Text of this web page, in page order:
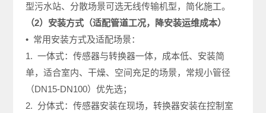
型污水站、分散场景可选无线传输机型，简化施工。
（2）安装方式（适配管道工况，降安装运维成本）
• 常用安装方式及适配场景：
1. 一体式：传感器与转换器一体，成本低、安装简
单，适合室内、干燥、空间充足的场景，常规小管径
（DN15-DN100）优先选；
2. 分体式：传感器安装在现场，转换器安装在控制室